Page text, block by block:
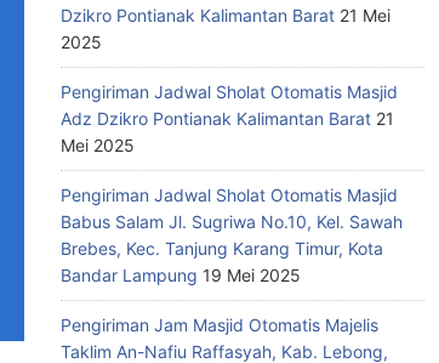
Dzikro Pontianak Kalimantan Barat 21 Mei
2025
Pengiriman Jadwal Sholat Otomatis Masjid
Adz Dzikro Pontianak Kalimantan Barat 21
Mei 2025
Pengiriman Jadwal Sholat Otomatis Masjid
Babus Salam Jl. Sugriwa No.10, Kel. Sawah
Brebes, Kec. Tanjung Karang Timur, Kota
Bandar Lampung 19 Mei 2025
Pengiriman Jam Masjid Otomatis Majelis
Taklim An-Nafiu Raffasyah, Kab. Lebong,